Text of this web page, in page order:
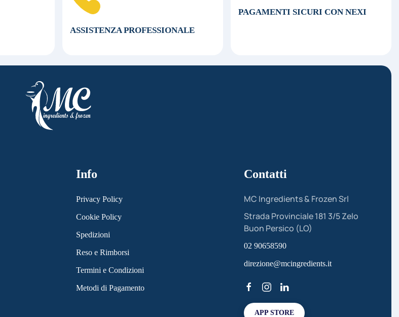
ASSISTENZAPROFESSIONALE
PAGAMENTI SICURI CON NEXI
Info
Privacy Policy
Cookie Policy
Spedizioni
Reso e Rimborsi
Termini e Condizioni
Metodi di Pagamento
Contatti
MC Ingredients & Frozen Srl
Strada Provinciale 181 3/5 Zelo
Buon Persico (LO)
02 90658590
direzione@mcingredients.it
APP STORE